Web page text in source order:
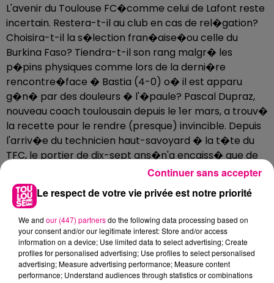
L'avenir du Toulouse FC�comme celui de Lafont reste
incertain. Restera-t-il au club en cas de rel�gation?
Choisira-t-il la s�lection fran�aise�ou celle du
Burkina Faso? Tiendra-t-il son rang malgr� les
p�pins physiques comme lors de la derni�re
rencontre�face � Bastia (4-0) o� il est apparu
g�n� par des douleurs � l'�paule? Pascal Dupraz,
nouveau coach toulousain depuis le 1er mars, a trouv�
la recette pour le rendre (presque) invincible. Depuis
l'arriv�e du technicien haut-savoyard � la t�te du
TFC, le portier de dix-sept ans�n'a encaiss� que de
buts en cinq matches. Toulouse, qui affronte�Lorient
samedi, sera une nouvelle occasion pour Alban Lafont
de briller un peu plus�dans la galaxie violette.
arthur@toulouse.fm
Le respect de votre vie privée est notre priorité
We and our (447) partnersdo the following data processing based on
your consent and/or our legitimate interest: Store and/or access
information on a device; Use limited data to select advertising; Create
profiles for personalised advertising; Use profiles to select personalised
advertising; Measure advertising performance; Measure content
performance; Understand audiences through statistics or combinations
Continuer sans accepter